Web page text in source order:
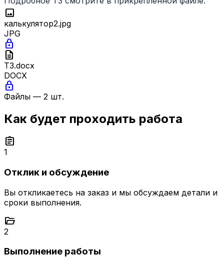
image
калькулятор2.jpg
JPG
lock
description
ТЗ.docx
DOCX
lock
Файлы — 2 шт.
Как будет проходить работа
assignment
1
Отклик и обсуждение
Вы откликаетесь на заказ и мы обсуждаем детали и
сроки выполнения.
folder_open
2
Выполнение работы